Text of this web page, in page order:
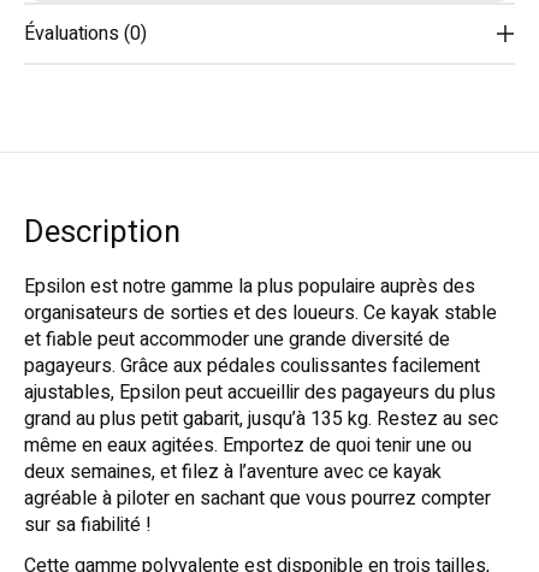
Évaluations (0)
Description
Epsilon est notre gamme la plus populaire auprès des
organisateurs de sorties et des loueurs. Ce kayak stable
et fiable peut accommoder une grande diversité de
pagayeurs. Grâce aux pédales coulissantes facilement
ajustables, Epsilon peut accueillir des pagayeurs du plus
grand au plus petit gabarit, jusqu’à 135 kg. Restez au sec
même en eaux agitées. Emportez de quoi tenir une ou
deux semaines, et filez à l’aventure avec ce kayak
agréable à piloter en sachant que vous pourrez compter
sur sa fiabilité !
Cette gamme polyvalente est disponible en trois tailles,